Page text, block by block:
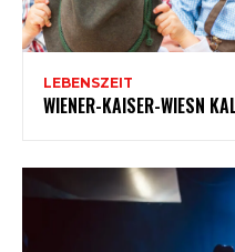
LEBENSZEIT
WIENER-KAISER-WIESN